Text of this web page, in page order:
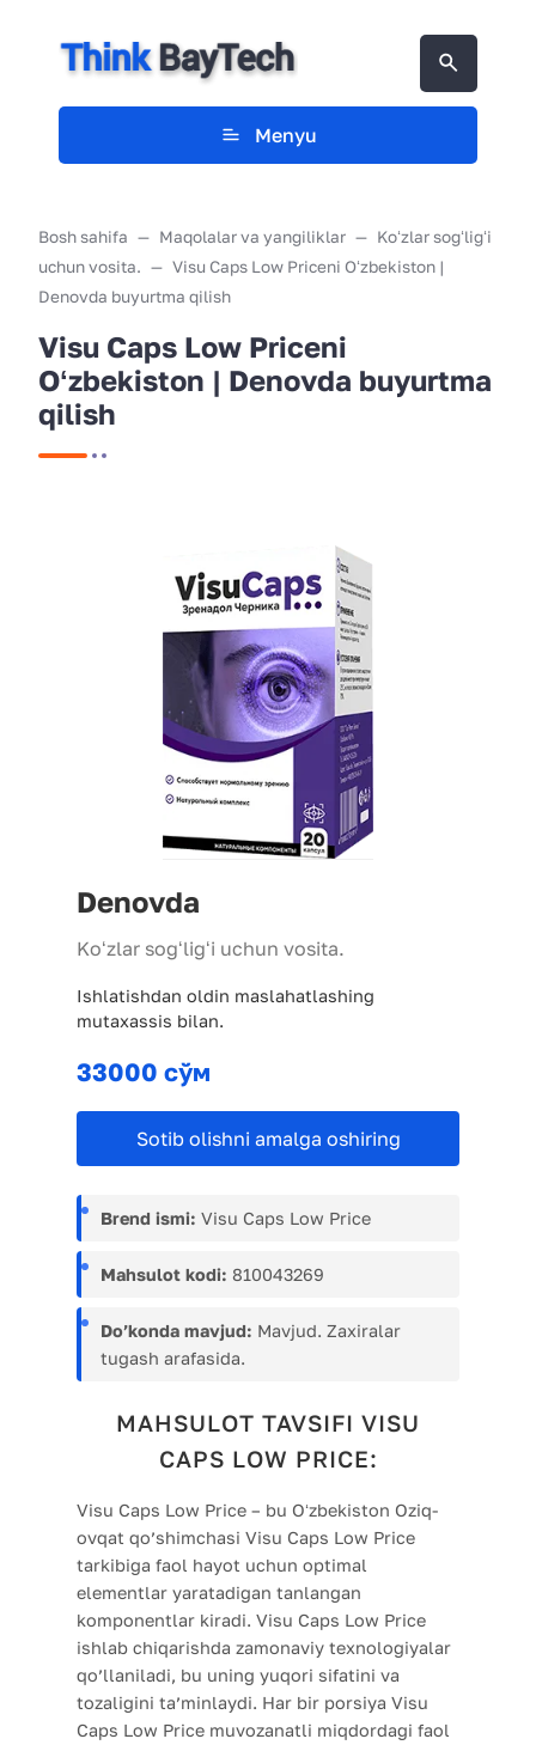
Menyu
Bosh sahifa Maqolalar va yangiliklar
Koʻzlar sogʻligʻi
uchun vosita.
Visu Caps Low Priceni Oʻzbekiston |
Denovda buyurtma qilish
Visu Caps Low Priceni
Oʻzbekiston | Denovda buyurtma
qilish
Denovda
Koʻzlar sogʻligʻi uchun vosita.
Ishlatishdan oldin maslahatlashing
mutaxassis bilan.
33000 сўм
Sotib olishni amalga oshiring
Brend ismi: Visu Caps Low Price
Mahsulot kodi: 810043269
Do’konda mavjud: Mavjud. Zaxiralar
tugash arafasida.
MAHSULOT TAVSIFI VISU
CAPS LOW PRICE:
Visu Caps Low Price – bu Oʻzbekiston Oziq-
ovqat qo’shimchasi Visu Caps Low Price
tarkibiga faol hayot uchun optimal
elementlar yaratadigan tanlangan
komponentlar kiradi. Visu Caps Low Price
ishlab chiqarishda zamonaviy texnologiyalar
qo’llaniladi, bu uning yuqori sifatini va
tozaligini ta’minlaydi. Har bir porsiya Visu
Caps Low Price muvozanatli miqdordagi faol